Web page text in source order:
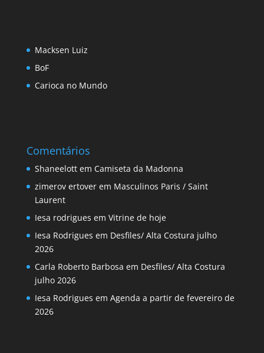
Macksen Luiz
BoF
Carioca no Mundo
Comentários
Shaneelottem Camiseta da Madonna
zimerov ertoverem Masculinos Paris / Saint
Laurent
Iesa rodrigues em Vitrine de hoje
Iesa Rodrigues em Desfiles/ Alta Costura julho
2026
Carla Roberto Barbosa em Desfiles/ Alta Costura
julho 2026
Iesa Rodrigues em Agenda a partir de fevereiro de
2026